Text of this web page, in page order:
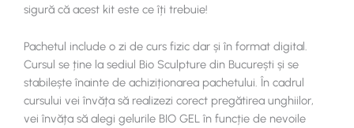
sigură că acest kit este ce îți trebuie!
Pachetul include o zi de curs fizic dar și în format digital.
Cursul se ține la sediul Bio Sculpture din București și se
stabilește înainte de achiziționarea pachetului. În cadrul
cursului vei învăța să realizezi corect pregătirea unghiilor,
vei învăța să alegi gelurile BIO GEL în funcție de nevoile